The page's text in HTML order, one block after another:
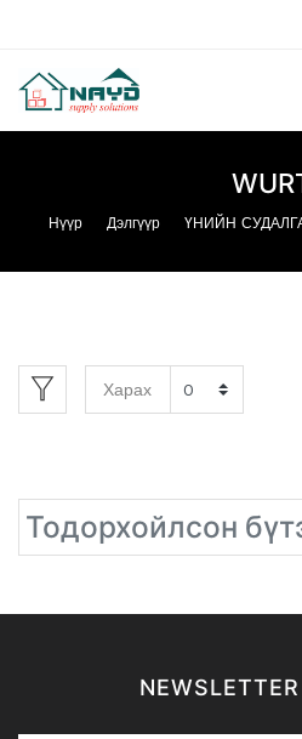
Нүүр Дэлгүүр ҮНИЙН
Харах
Тодорхойлсон